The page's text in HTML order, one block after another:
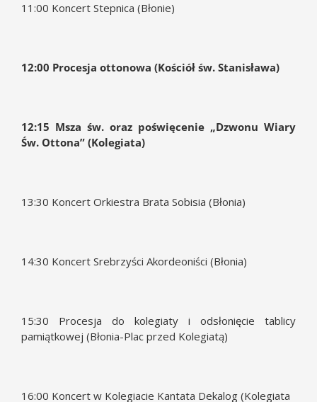
11:00 Koncert Stepnica (Błonie)
12:00 Procesja ottonowa (Kościół św. Stanisława)
12:15 Msza św. oraz poświęcenie „Dzwonu Wiary
Św. Ottona” (Kolegiata)
13:30 Koncert Orkiestra Brata Sobisia (Błonia)
14:30 Koncert Srebrzyści Akordeoniści (Błonia)
15:30 Procesja do kolegiaty i odsłonięcie tablicy
pamiątkowej (Błonia-Plac przed Kolegiatą)
16:00 Koncert w Kolegiacie Kantata Dekalog (Kolegiata